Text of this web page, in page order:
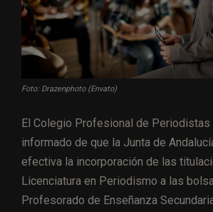
Foto: Drazenphoto (Envato)
El Colegio Profesional de Periodistas
informado de que la Junta de
efectiva la incorporación de las
Licenciatura en Periodismo a las
Profesorado de Enseñanza